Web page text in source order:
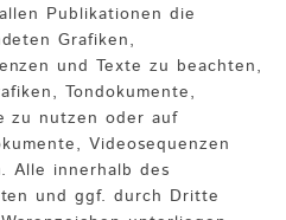
Publikationen die
Grafiken,
und Texte zu beachten,
Tondokumente,
zu nutzen oder auf
Videosequenzen
Alle innerhalb des
und ggf. durch Dritte